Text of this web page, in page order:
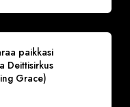
paikkasi
Deittisirkus
Grace)